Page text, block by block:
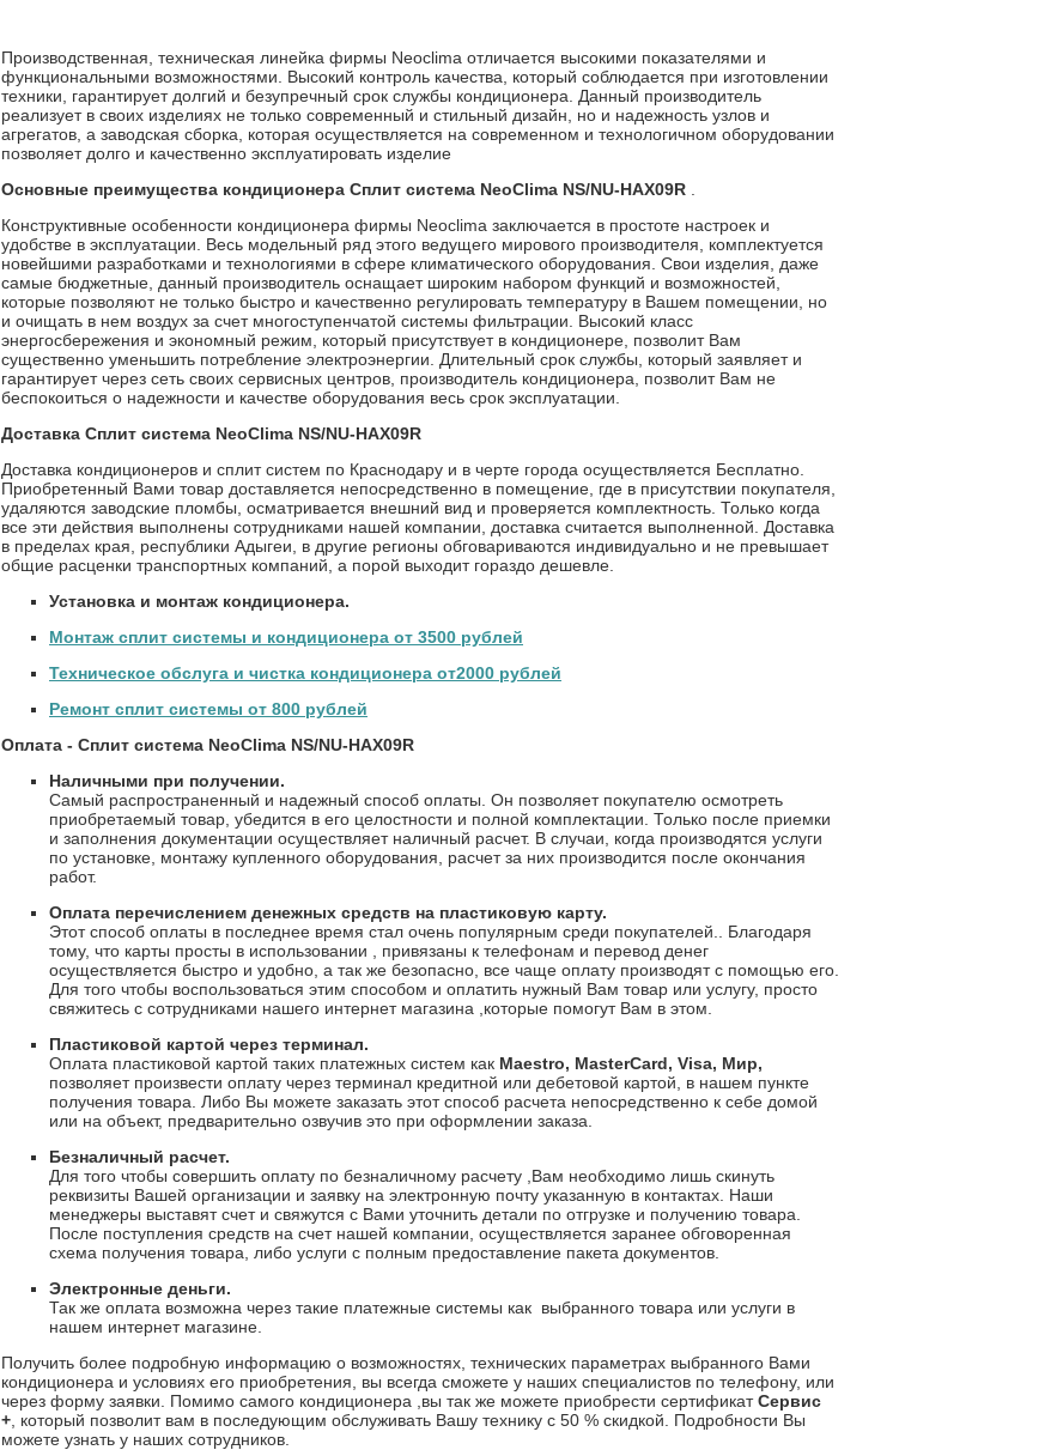
Производственная, техническая линейка фирмы Neoclima отличается высокими показателями и
функциональными возможностями. Высокий контроль качества, который соблюдается при изготовлении
техники, гарантирует долгий и безупречный срок службы кондиционера. Данный производитель
реализует в своих изделиях не только современный и стильный дизайн, но и надежность узлов и
агрегатов, а заводская сборка, которая осуществляется на современном и технологичном оборудовании
позволяет долго и качественно эксплуатировать изделие
Основные преимущества кондиционера Сплит система NeoClima NS/NU-HAX09R
Конструктивные особенности кондиционера фирмы Neoclima заключается в простоте настроек и
удобстве в эксплуатации. Весь модельный ряд этого ведущего мирового производителя, комплектуется
новейшими разработками и технологиями в сфере климатического оборудования. Свои изделия, даже
самые бюджетные, данный производитель оснащает широким набором функций и возможностей,
которые позволяют не только быстро и качественно регулировать температуру в Вашем помещении, но
и очищать в нем воздух за счет многоступенчатой системы фильтрации. Высокий класс
энергосбережения и экономный режим, который присутствует в кондиционере, позволит Вам
существенно уменьшить потребление электроэнергии. Длительный срок службы, который заявляет и
гарантирует через сеть своих сервисных центров, производитель кондиционера, позволит Вам не
беспокоиться о надежности и качестве оборудования весь срок эксплуатации.
Доставка Сплит система NeoClima NS/NU-HAX09R
Доставка кондиционеров и сплит систем по Краснодару и в черте города осуществляется Бесплатно.
Приобретенный Вами товар доставляется непосредственно в помещение, где в присутствии покупателя,
удаляются заводские пломбы, осматривается внешний вид и проверяется комплектность. Только когда
все эти действия выполнены сотрудниками нашей компании, доставка считается выполненной. Доставка
в пределах края, республики Адыгеи, в другие регионы обговариваются индивидуально и не превышает
общие расценки транспортных компаний, а порой выходит гораздо дешевле.
Установка и монтаж кондиционера.
Монтаж сплит системы и кондиционера от 3500 рублей
Техническое обслуга и чистка кондиционера от2000 рублей
Ремонт сплит системы от 800 рублей
Оплата - Сплит система NeoClima NS/NU-HAX09R
Наличными при получении.
Самый распространенный и надежный способ оплаты. Он позволяет покупателю осмотреть
приобретаемый товар, убедится в его целостности и полной комплектации. Только после приемки
и заполнения документации осуществляет наличный расчет. В случаи, когда производятся услуги
по установке, монтажу купленного оборудования, расчет за них производится после окончания
работ.
Оплата перечислением денежных средств на пластиковую карту.
Этот способ оплаты в последнее время стал очень популярным среди покупателей.. Благодаря
тому, что карты просты в использовании , привязаны к телефонам и перевод денег
осуществляется быстро и удобно, а так же безопасно, все чаще оплату производят с помощью его.
Для того чтобы воспользоваться этим способом и оплатить нужный Вам товар или услугу, просто
свяжитесь с сотрудниками нашего интернет магазина ,которые помогут Вам в этом.
Пластиковой картой через терминал.
Оплата пластиковой картой таких платежных систем как Maestro, MasterCard, Visa, Мир,
позволяет произвести оплату через терминал кредитной или дебетовой картой, в нашем пункте
получения товара. Либо Вы можете заказать этот способ расчета непосредственно к себе домой
или на объект, предварительно озвучив это при оформлении заказа.
Безналичный расчет.
Для того чтобы совершить оплату по безналичному расчету ,Вам необходимо лишь скинуть
реквизиты Вашей организации и заявку на электронную почту указанную в контактах. Наши
менеджеры выставят счет и свяжутся с Вами уточнить детали по отгрузке и получению товара.
После поступления средств на счет нашей компании, осуществляется заранее обговоренная
схема получения товара, либо услуги с полным предоставление пакета документов.
Электронные деньги.
Так же оплата возможна через такие платежные системы как выбранного товара или услуги в
нашем интернет магазине.
Получить более подробную информацию о возможностях, технических параметрах выбранного Вами
кондиционера и условиях его приобретения, вы всегда сможете у наших специалистов по телефону, или
через форму заявки. Помимо самого кондиционера ,вы так же можете приобрести сертификатСервис
+ , который позволит вам в последующим обслуживать Вашу технику с 50 % скидкой. Подробности Вы
можете узнать у наших сотрудников.